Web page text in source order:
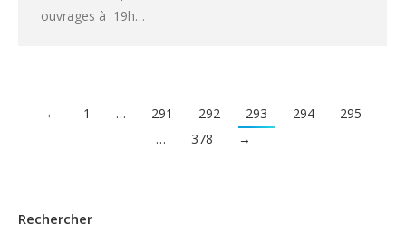
ouvrages à 19h…
← 1 … 291 292 293 294
295
…
378 →
Rechercher